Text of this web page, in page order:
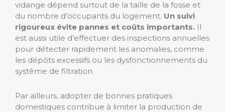
vidange dépend surtout de la taille de la fosse et
du nombre d’occupants du logement. Un suivi
rigoureux évite pannes et coûts importants. Il
est aussi utile d’effectuer des inspections annuelles
pour détecter rapidement les anomalies, comme
les dépôts excessifs ou les dysfonctionnements du
système de filtration.
Par ailleurs, adopter de bonnes pratiques
domestiques contribue à limiter la production de